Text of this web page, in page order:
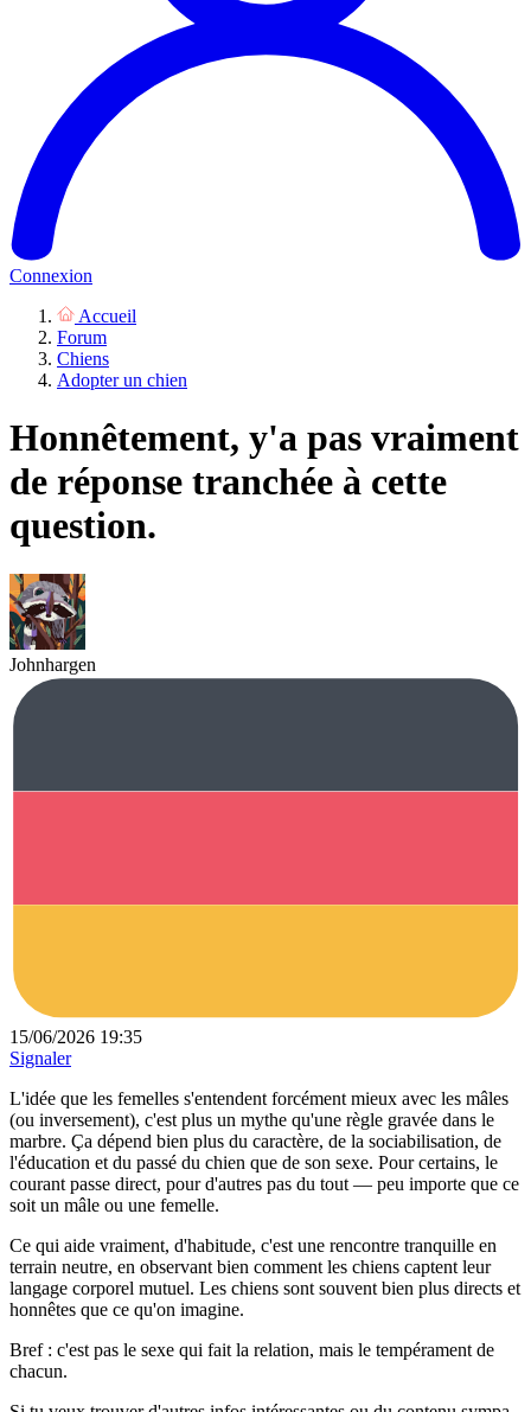
Connexion
Accueil
Forum
Chiens
Adopter un chien
Honnêtement, y'a pas vraiment
de réponse tranchée à cette
question.
Johnhargen
15/06/2026 19:35
Signaler
L'idée que les femelles s'entendent forcément mieux avec les mâles
(ou inversement), c'est plus un mythe qu'une règle gravée dans le
marbre. Ça dépend bien plus du caractère, de la sociabilisation, de
l'éducation et du passé du chien que de son sexe. Pour certains, le
courant passe direct, pour d'autres pas du tout — peu importe que ce
soit un mâle ou une femelle.
Ce qui aide vraiment, d'habitude, c'est une rencontre tranquille en
terrain neutre, en observant bien comment les chiens captent leur
langage corporel mutuel. Les chiens sont souvent bien plus directs et
honnêtes que ce qu'on imagine.
Bref : c'est pas le sexe qui fait la relation, mais le tempérament de
chacun.